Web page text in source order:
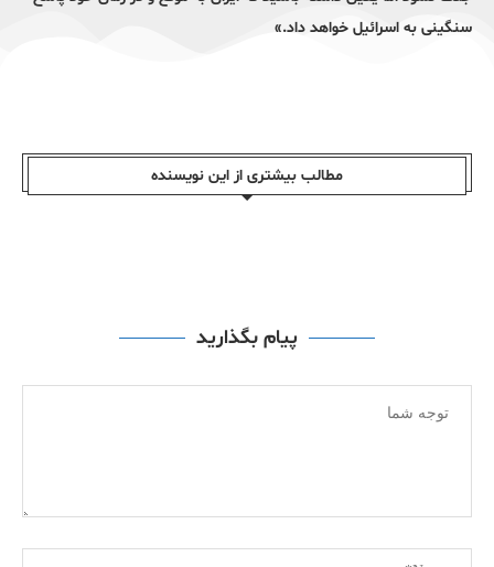
سنگینی به اسرائیل خواهد داد.»
مطالب بیشتری از این نویسندە
پیام بگذارید